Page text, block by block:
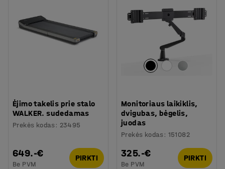
Ėjimo takelis prie stalo
WALKER. sudedamas
Prekės kodas : 23495
649.-€
Be PVM
PIRKTI
Monitoriaus laikiklis,
dvigubas, bėgelis,
juodas
Prekės kodas : 151082
325.-€
Be PVM
PIRKTI